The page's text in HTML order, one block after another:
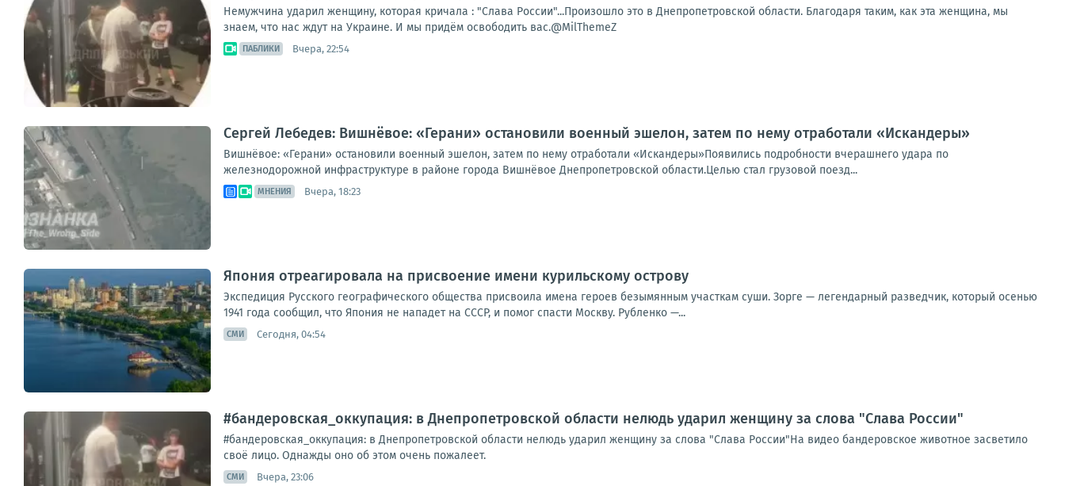
Немужчина ударил женщину, которая кричала : "Слава России"...Произошло это в Днепропетровской области. Благодаря таким, как эта женщина, мы
знаем, что нас ждут на Украине. И мы придём освободить вас.@MilThemeZ
ПАБЛИКИ Вчера, 22:54
Сергей Лебедев: Вишнёвое: «Герани» остановили военный эшелон, затем по нему отработали «Искандеры»
Вишнёвое: «Герани» остановили военный эшелон, затем по нему отработали «Искандеры»Появились подробности вчерашнего удара по
железнодорожной инфраструктуре в районе города Вишнёвое Днепропетровской области.Целью стал грузовой поезд...
МНЕНИЯ Вчера, 18:23
Япония отреагировала на присвоение имени курильскому острову
Экспедиция Русского географического общества присвоила имена героев безымянным участкам суши. Зорге — легендарный разведчик, который осенью
1941 года сообщил, что Япония не нападет на СССР, и помог спасти Москву. Рубленко —...
СМИ Сегодня, 04:54
#бандеровская_оккупация: в Днепропетровской области нелюдь ударил женщину за слова "Слава России"
#бандеровская_оккупация: в Днепропетровской области нелюдь ударил женщину за слова "Слава России"На видео бандеровское животное засветило
своё лицо. Однажды оно об этом очень пожалеет.
СМИ Вчера, 23:06